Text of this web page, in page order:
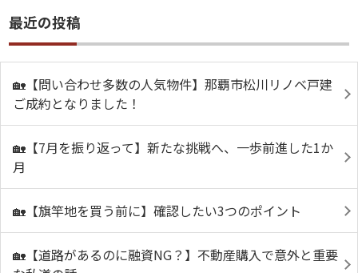
最近の投稿
🏡【問い合わせ多数の人気物件】那覇市松川リノベ戸建
ご成約となりました！
🏡【7月を振り返って】新たな挑戦へ、一歩前進した1か
月
🏡【旗竿地を買う前に】確認したい3つのポイント
🏡【道路があるのに融資NG？】不動産購入で意外と重要